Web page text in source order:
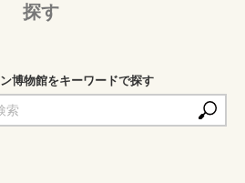
探す
博物館をキーワードで探す